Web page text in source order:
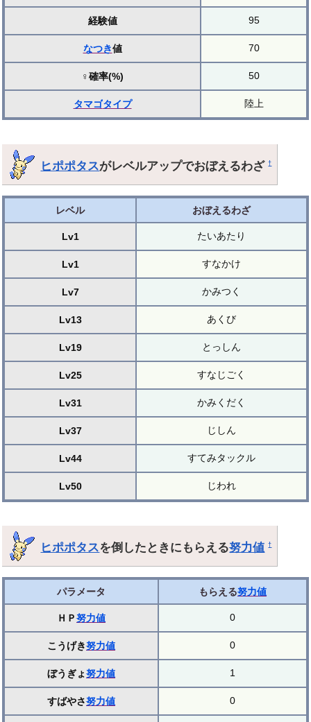
経験値 95
なつき値 70
♀確率(%) 50
タマゴタイプ 陸上
ヒポポタスがレベルアップでおぼえるわざ†
レベル おぼえるわざ
Lv1 たいあたり
Lv1 すなかけ
Lv7 かみつく
Lv13 あくび
Lv19 とっしん
Lv25 すなじごく
Lv31 かみくだく
Lv37 じしん
Lv44 すてみタックル
Lv50 じわれ
ヒポポタスを倒したときにもらえる努力値 †
パラメータ もらえる努力値
ＨＰ努力値 0
こうげき努力値 0
ぼうぎょ努力値 1
すばやさ努力値 0